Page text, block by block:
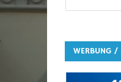
WERBUNG /